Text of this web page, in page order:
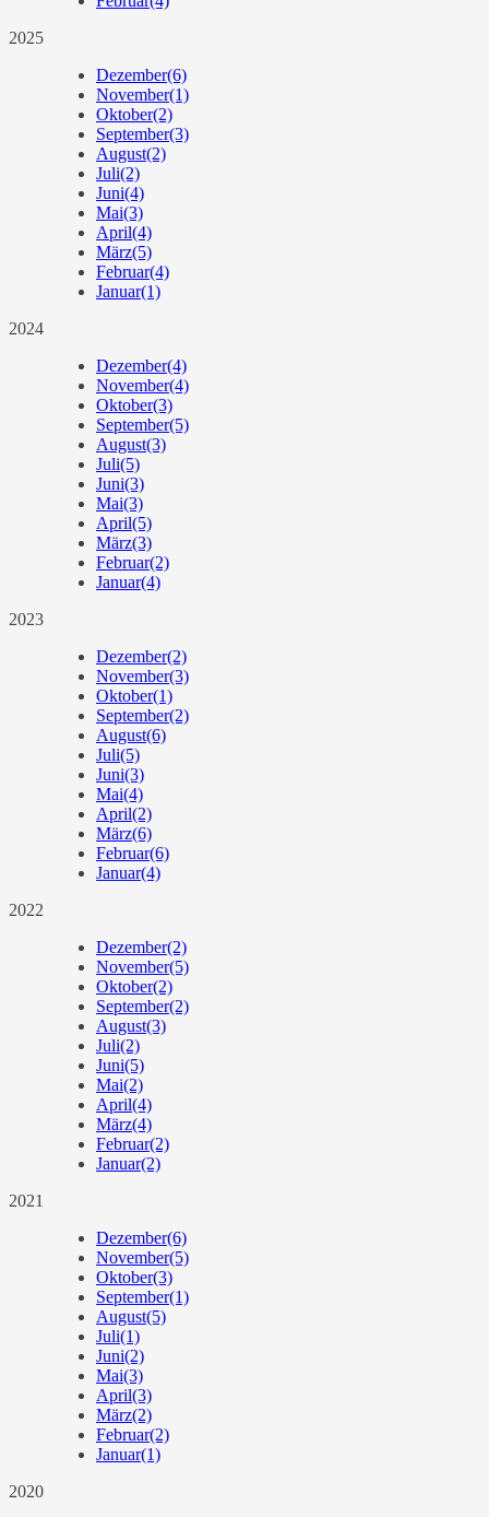
2025
Dezember(6)
November(1)
Oktober(2)
September(3)
August(2)
Juli(2)
Juni(4)
Mai(3)
April(4)
März(5)
Februar(4)
Januar(1)
2024
Dezember(4)
November(4)
Oktober(3)
September(5)
August(3)
Juli(5)
Juni(3)
Mai(3)
April(5)
März(3)
Februar(2)
Januar(4)
2023
Dezember(2)
November(3)
Oktober(1)
September(2)
August(6)
Juli(5)
Juni(3)
Mai(4)
April(2)
März(6)
Februar(6)
Januar(4)
2022
Dezember(2)
November(5)
Oktober(2)
September(2)
August(3)
Juli(2)
Juni(5)
Mai(2)
April(4)
März(4)
Februar(2)
Januar(2)
2021
Dezember(6)
November(5)
Oktober(3)
September(1)
August(5)
Juli(1)
Juni(2)
Mai(3)
April(3)
März(2)
Februar(2)
Januar(1)
2020